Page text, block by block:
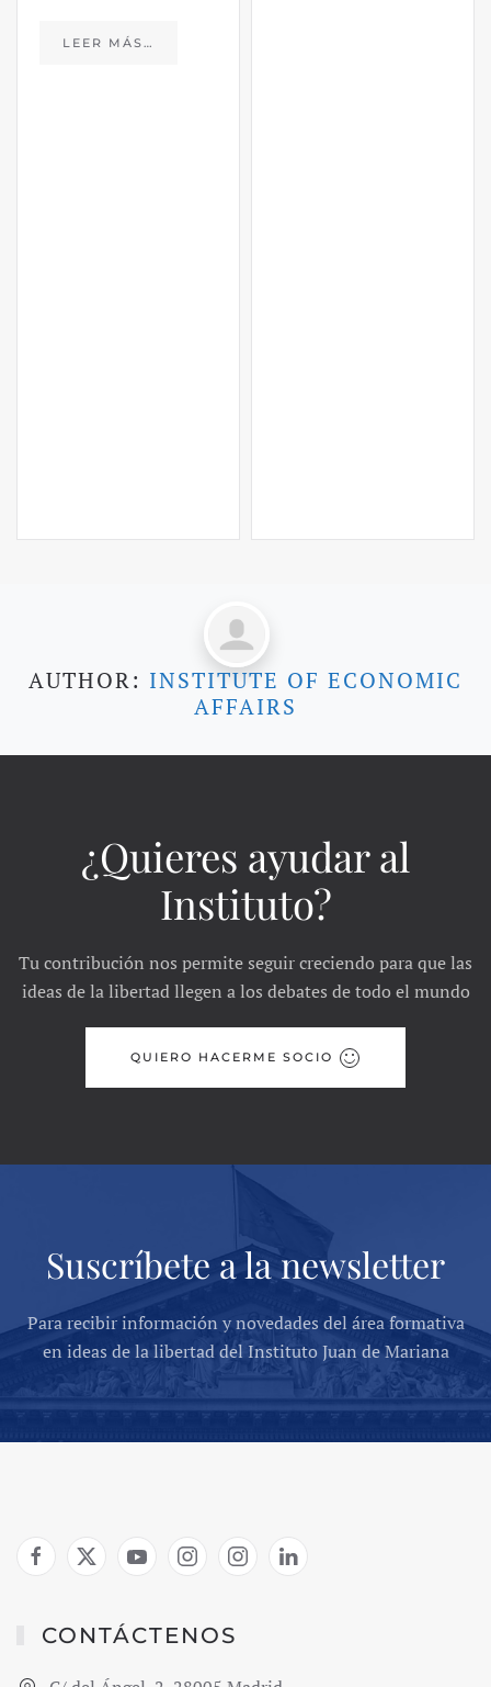
LEER MÁS…
AUTHOR: INSTITUTE OF ECONOMIC
AFFAIRS
¿Quieres ayudar al
Instituto?
Tu contribución nos permite seguir creciendo para que las
ideas de la libertad llegen a los debates de todo el mundo
QUIERO HACERME SOCIO
Suscríbete a la newsletter
Para recibir información y novedades del área formativa
en ideas de la libertad del Instituto Juan de Mariana
CONTÁCTENOS